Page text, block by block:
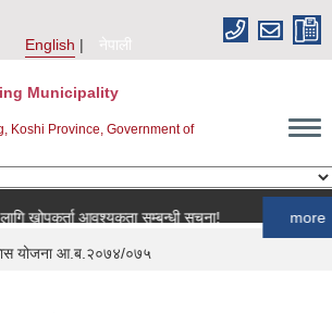
English
नेपाली
Municipality
Koshi Province, Government of
आवश्यकता सम्बन्धी सूचना!
more
योजना आ.ब.२०७४/०७५